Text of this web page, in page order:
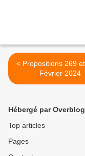
< Propositions 269 et 270 -
Février 2024
Hébergé par Overblog
Top articles
Pages